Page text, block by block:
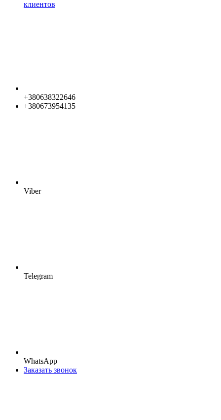
клиентов
+380638322646
+380673954135
Viber
Telegram
WhatsApp
Заказать звонок